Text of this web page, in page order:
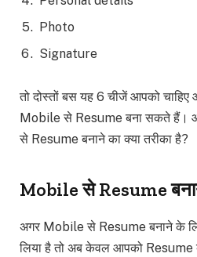
Photo
Signature
तो दोस्तों बस यह 6 चीजें आपको
Mobile से Resume बना सकते हैं।
से Resume बनाने का क्या तरीका है?
Mobile से Resume
अगर Mobile से Resume बनाने के
लिया है तो अब केवल आपको